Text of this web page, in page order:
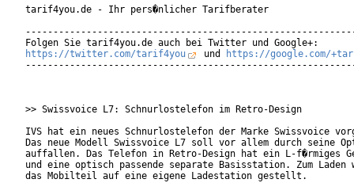
tarif4you.de - Ihr pers�nlicher Tarifberater
https://twitter.com/tarif4you
und
https://google.com/
>> Swissvoice L7: Schnurlostelefon im Retro-Design
IVS hat ein neues Schnurlostelefon der Marke Swissvoice
Das neue Modell Swissvoice L7 soll vor allem durch seine
auffallen. Das Telefon in Retro-Design hat ein L-f�rmiges
und eine optisch passende separate Basisstation. Zum Laden
das Mobilteil auf eine eigene Ladestation gestellt.